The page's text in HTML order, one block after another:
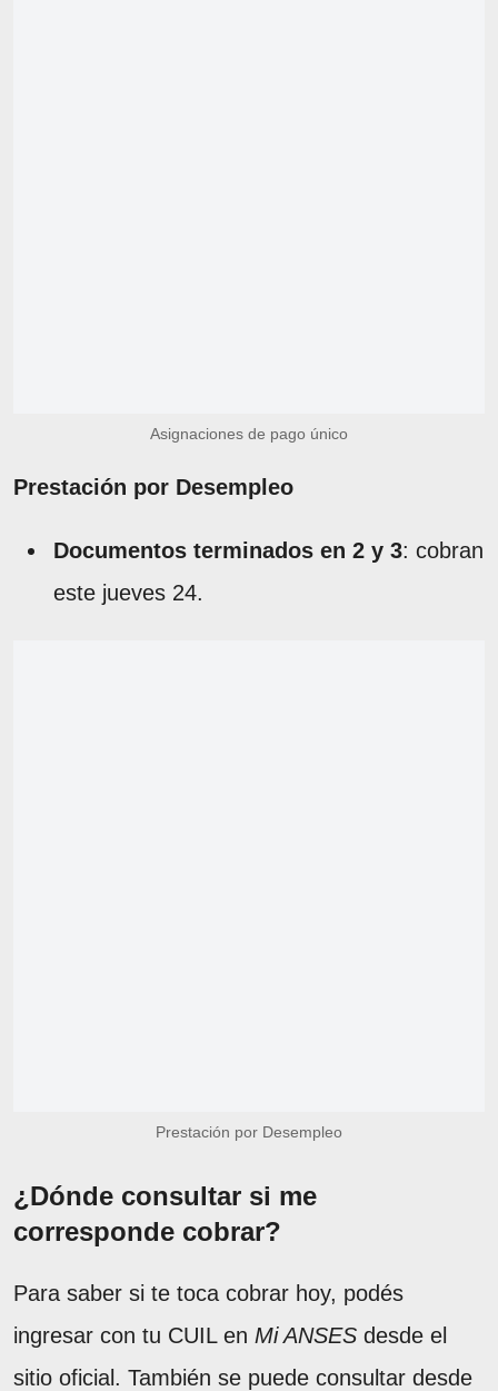
Asignaciones de pago único
Prestación por Desempleo
Documentos terminados en 2 y 3: cobran
este jueves 24.
Prestación por Desempleo
¿Dónde consultar si me
corresponde cobrar?
Para saber si te toca cobrar hoy, podés
ingresar con tu CUIL en Mi ANSES desde el
sitio oficial. También se puede consultar desde